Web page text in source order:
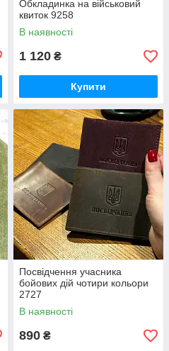
Обкладинка на військовий
квиток 9258
В наявності
1 120 ₴
Купити
Посвідчення учасника
бойових дій чотири кольори
2727
В наявності
890 ₴